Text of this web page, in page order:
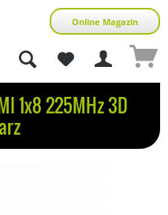
Online Magazin
1x8 225MHz 3D